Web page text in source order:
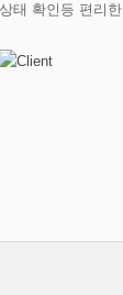
태 확인등 편리